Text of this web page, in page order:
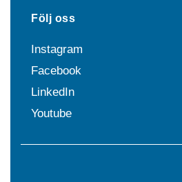
Följ oss
Instagram
Facebook
LinkedIn
Youtube